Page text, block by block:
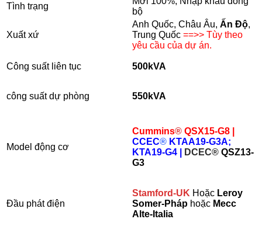
Tình trạng
bộ
Xuất xứ
Anh Quốc, Châu Âu, Ấn Độ,
Trung Quốc ==>> Tùy theo
yêu cầu của dự án.
Công suất liên tục 500kVA
công suất dự phòng 550kVA
Model động cơ
Cummins® QSX15-G8 |
CCEC® KTAA19-G3A;
KTA19-G4 |
DCEC® QSZ13-
G3
Đầu phát điện
Stamford-UK Hoặc Leroy
Somer-Pháp hoặc Mecc
Alte-Italia